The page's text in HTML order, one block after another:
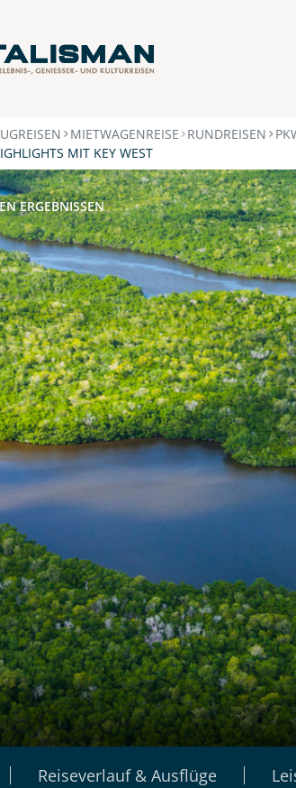
MIETWAGENREISE RUNDREISEN
MIT KEY WEST
ERGEBNISSEN
Reiseverlauf & Ausflüge